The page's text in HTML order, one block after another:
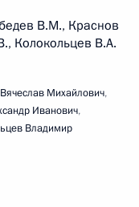
В.М., Краснов
Колокольцев В.А.
Михайлович,
Иванович,
Владимир